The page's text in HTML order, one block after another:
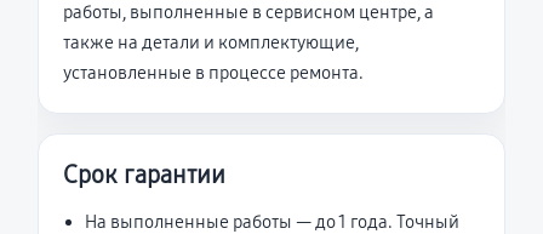
работы, выполненные в сервисном центре, а
также на детали и комплектующие,
установленные в процессе ремонта.
Срок гарантии
На выполненные работы — до 1 года. Точный